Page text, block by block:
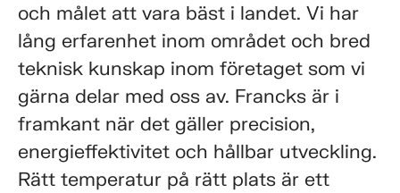
och målet att vara bäst i landet. Vi har
lång erfarenhet inom området och bred
teknisk kunskap inom företaget som vi
gärna delar med oss av. Francks är i
framkant när det gäller precision,
energieffektivitet och hållbar utveckling.
Rätt temperatur på rätt plats är ett